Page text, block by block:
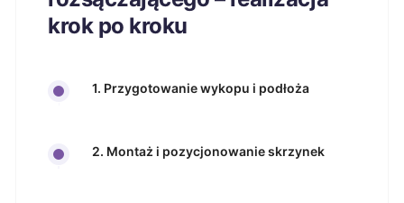
krok po kroku
1. Przygotowanie wykopu i podłoża
2. Montaż i pozycjonowanie skrzynek